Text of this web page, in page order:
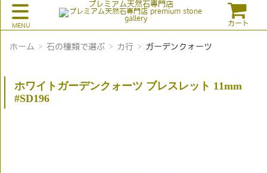
プレミアム天然石専門店
カート
ホーム 石の種類で選ぶ カ行 ガーデンクォーツ
ホワイトガーデンクォーツ ブレスレット 11mm
#SD196